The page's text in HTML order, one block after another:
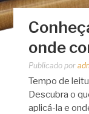
onde
Publicado por
Tempo de
Descubra o
aplicá-la e